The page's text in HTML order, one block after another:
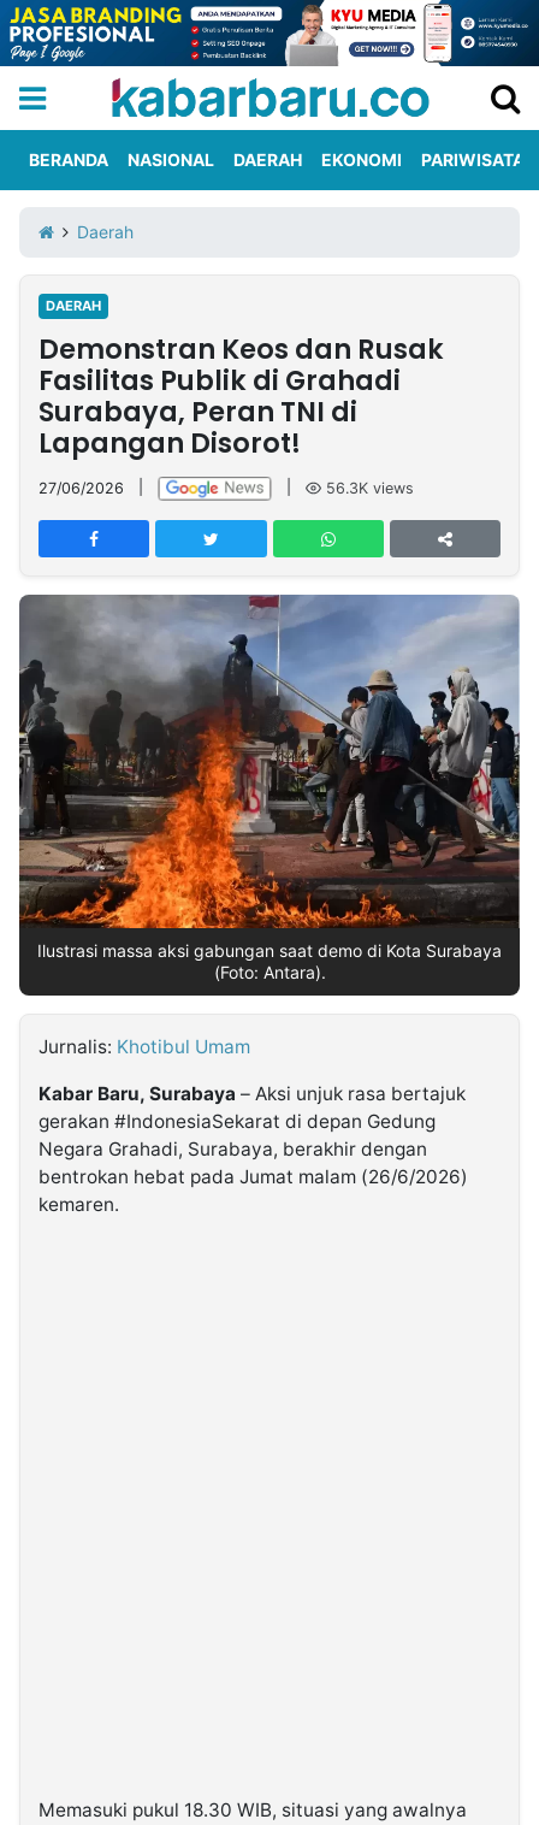
Iklan
Berita
Kami
Nasional
International
Olahraga
Entertainment
Daerah
Pariwisata
Kuliner
Kolom
Network
PT
TREETAN
MULTIMEDIA
INDONESIA
Insight
NTB
Suara
Time
Lens
IDN
Daily
Jogja
Jalan
Rakyat
Idealita
News
Kita
Notice
Radar
Baru
Seedbacklink
Follow
Kabarbaru
Kabarbaru.co
2026
BERANDA NASIONAL DAERAH EKONOMI PARIWISATA
Daerah
DAERAH
Demonstran Keos dan Rusak
Fasilitas Publik di Grahadi
Surabaya, Peran TNI di
Lapangan Disorot!
27/06/2026 56.3K views
Ilustrasi massa aksi gabungan saat demo di Kota Surabaya
(Foto: Antara).
Jurnalis: Khotibul Umam
Kabar Baru, Surabaya – Aksi unjuk rasa bertajuk
gerakan #IndonesiaSekarat di depan Gedung
Negara Grahadi, Surabaya, berakhir dengan
bentrokan hebat pada Jumat malam (26/6/2026)
kemaren.
Memasuki pukul 18.30 WIB, situasi yang awalnya